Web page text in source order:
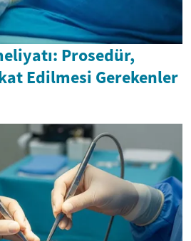
Prosedür,
Edilmesi Gerekenler